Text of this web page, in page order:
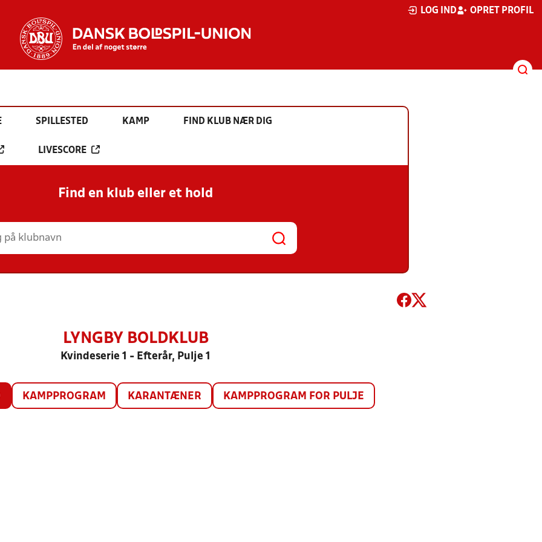
LOG IND OPRET PROFIL
SPILLESTED KAMP FIND KLUB NÆR DIG
LIVESCORE
Find en klub eller et hold
LYNGBY BOLDKLUB
Kvindeserie 1 - Efterår, Pulje 1
KAMPPROGRAM KARANTÆNER KAMPPROGRAM FOR PULJE